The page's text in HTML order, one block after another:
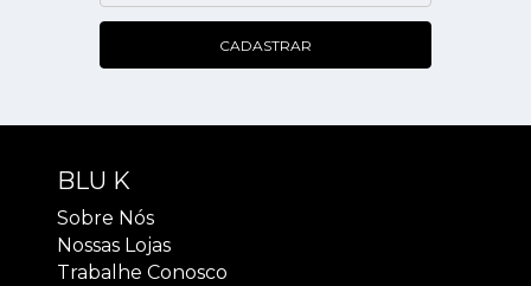
CADASTRAR
BLU K
Sobre Nós
Nossas Lojas
Trabalhe Conosco